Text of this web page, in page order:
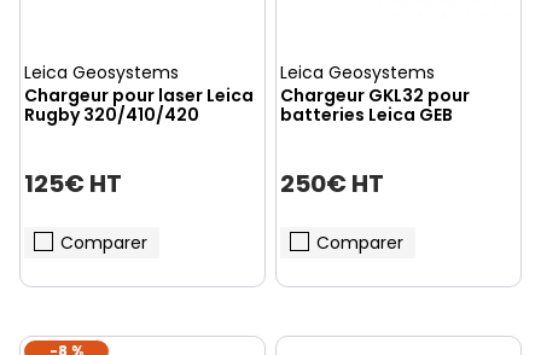
Leica Geosystems
Chargeur pour laser Leica
Rugby 320/410/420
125€ HT
Comparer
Leica Geosystems
Chargeur GKL32 pour
batteries Leica GEB
250€ HT
Comparer